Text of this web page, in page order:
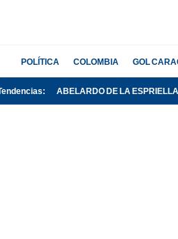
POLÍTICA COLOMBIA GOL
ABELARDO DE LA ESPRIELLA